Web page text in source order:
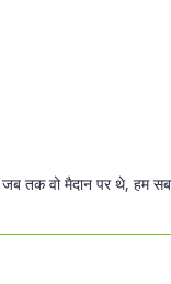
जब तक वो मैदान पर थे, हम